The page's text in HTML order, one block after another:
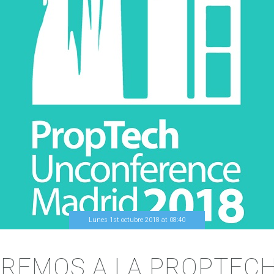
Lunes 1st octubre 2018 at 08:40
A LA